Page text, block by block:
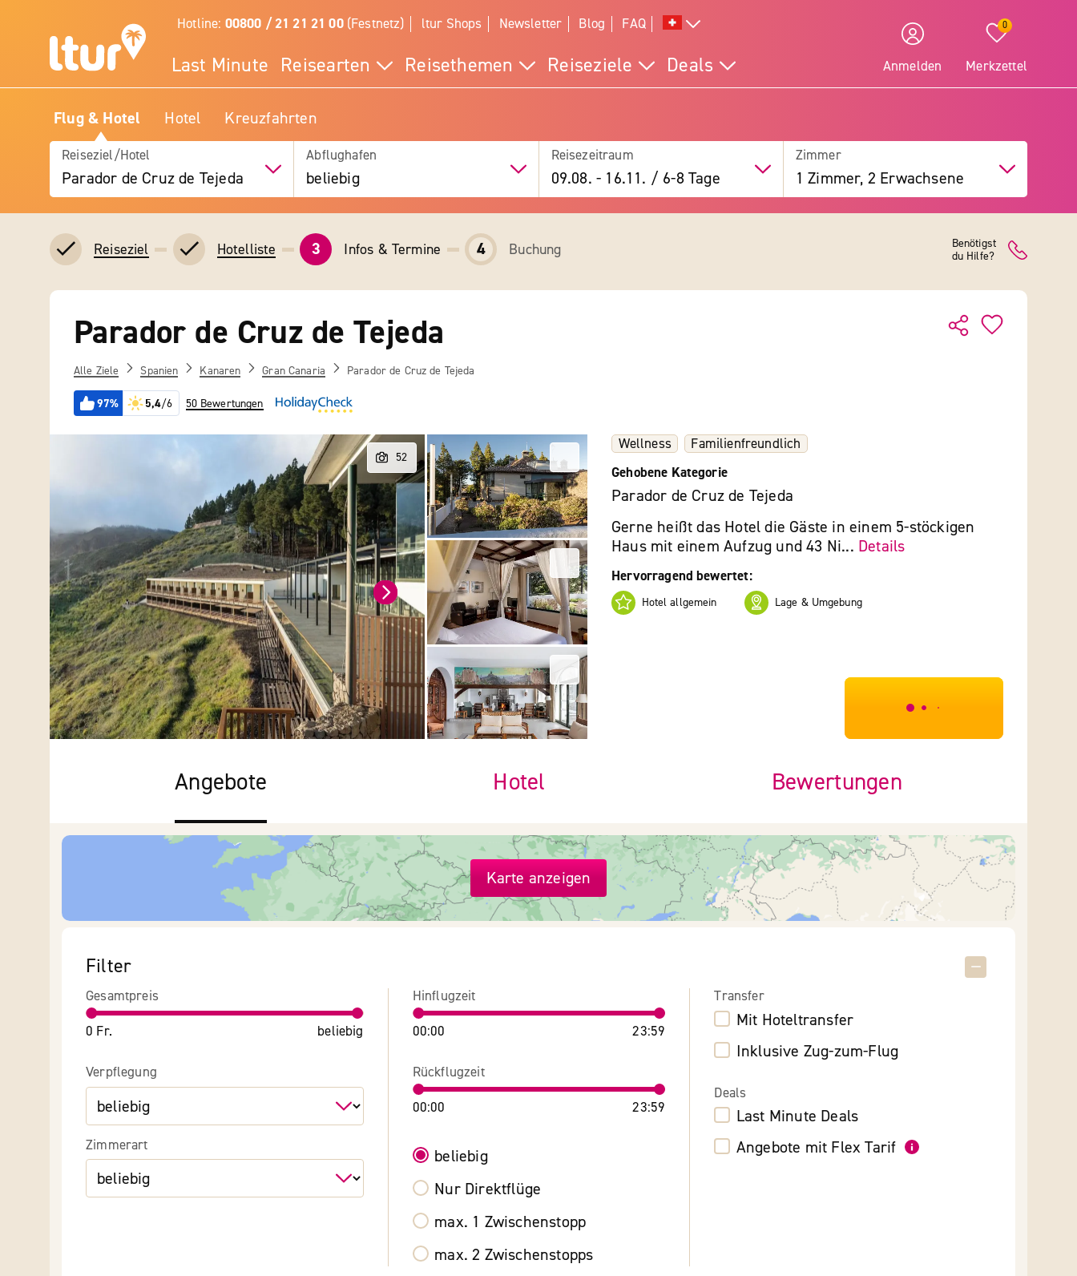
Hotline: 00800 / 21 21 21 00(Festnetz) ltur Shops Newsletter Blog FAQ
Last Minute Reisearten Reisethemen Reiseziele Deals Anmelden
0
Merkzettel
Flug & Hotel Hotel Kreuzfahrten
Reiseziel/Hotel
Parador de Cruz de Tejeda
Abflughafen
beliebig
Reisezeitraum
09.08. - 16.11. / 6-8 Tage
Zimmer
1 Zimmer, 2 Erwachsene
Reiseziel Hotelliste 3 Infos & Termine 4 Buchung
Benötigst
du Hilfe?
Parador de Cruz de Tejeda
Alle Ziele Spanien Kanaren Gran Canaria Parador de Cruz de Tejeda
97% 5,4/6 50 Bewertungen
Wellness
Familienfreundlich
Gehobene Kategorie
Parador de Cruz de Tejeda
Gerne heißt das Hotel die Gäste in einem 5-stöckigen
Haus mit einem Aufzug und 43 Ni... Details
Hervorragend bewertet:
Hotel allgemein Lage & Umgebung
***************
Angebote Hotel Bewertungen
Karte anzeigen
Filter
Gesamtpreis
0 Fr. beliebig
Verpflegung
Zimmerart
Hinflugzeit
00:00 23:59
Rückflugzeit
00:00 23:59
beliebig
Nur Direktflüge
max. 1 Zwischenstopp
max. 2 Zwischenstopps
Transfer
Mit Hoteltransfer
Inklusive Zug-zum-Flug
Deals
Last Minute Deals
Angebote mit Flex Tarif